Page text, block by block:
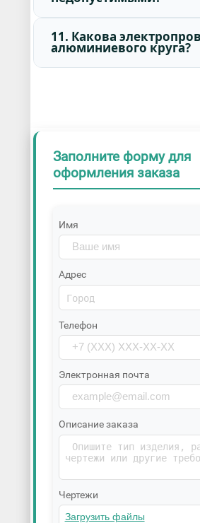
11. Какова
алюминиевого круга?
Заполните форму для
оформления заказа
Имя
Адрес
Телефон
Электронная почта
Описание заказа
Чертежи